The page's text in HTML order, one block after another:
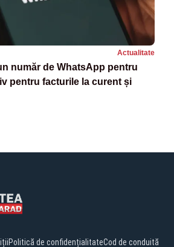
Actualitate
număr de WhatsApp pentru
pentru facturile la curent și
Politică de confidențialitateCod de conduită